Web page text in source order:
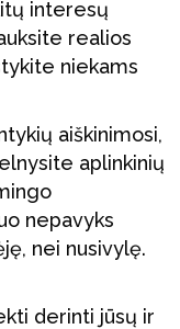
interesų
realios
niekams
aiškinimosi,
aplinkinių
nepavyks
nei nusivylę.
derinti jūsų ir